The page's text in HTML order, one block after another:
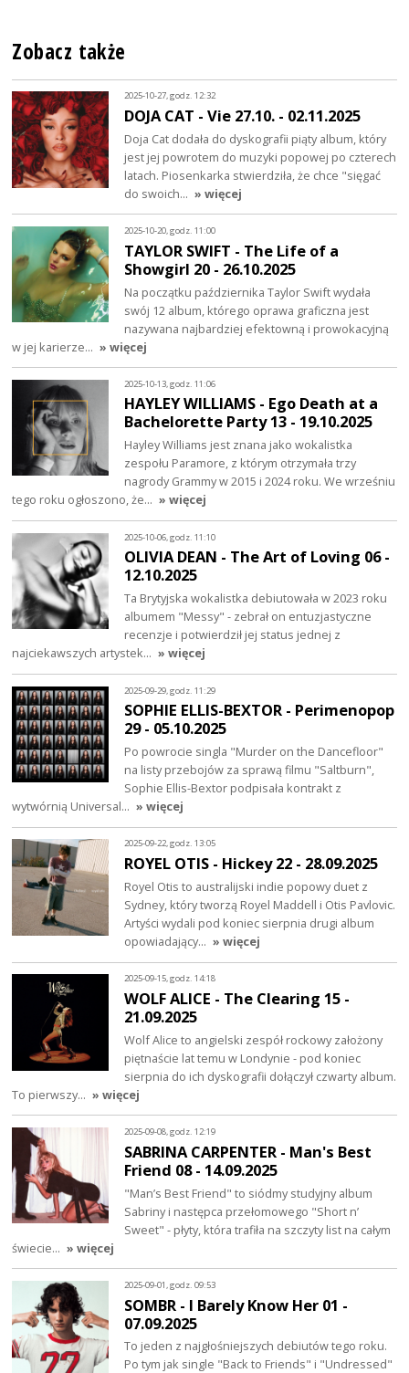
Zobacz także
2025-10-27, godz. 12:32
DOJA CAT - Vie 27.10. - 02.11.2025
Doja Cat dodała do dyskografii piąty album, który
jest jej powrotem do muzyki popowej po czterech
latach. Piosenkarka stwierdziła, że chce "sięgać
do swoich… » więcej
2025-10-20, godz. 11:00
TAYLOR SWIFT - The Life of a
Showgirl 20 - 26.10.2025
Na początku października Taylor Swift wydała
swój 12 album, którego oprawa graficzna jest
nazywana najbardziej efektowną i prowokacyjną
w jej karierze… » więcej
2025-10-13, godz. 11:06
HAYLEY WILLIAMS - Ego Death at a
Bachelorette Party 13 - 19.10.2025
Hayley Williams jest znana jako wokalistka
zespołu Paramore, z którym otrzymała trzy
nagrody Grammy w 2015 i 2024 roku. We wrześniu
tego roku ogłoszono, że… » więcej
2025-10-06, godz. 11:10
OLIVIA DEAN - The Art of Loving 06 -
12.10.2025
Ta Brytyjska wokalistka debiutowała w 2023 roku
albumem "Messy" - zebrał on entuzjastyczne
recenzje i potwierdził jej status jednej z
najciekawszych artystek… » więcej
2025-09-29, godz. 11:29
SOPHIE ELLIS-BEXTOR - Perimenopop
29 - 05.10.2025
Po powrocie singla "Murder on the Dancefloor"
na listy przebojów za sprawą filmu "Saltburn",
Sophie Ellis-Bextor podpisała kontrakt z
wytwórnią Universal… » więcej
2025-09-22, godz. 13:05
ROYEL OTIS - Hickey 22 - 28.09.2025
Royel Otis to australijski indie popowy duet z
Sydney, który tworzą Royel Maddell i Otis Pavlovic.
Artyści wydali pod koniec sierpnia drugi album
opowiadający… » więcej
2025-09-15, godz. 14:18
WOLF ALICE - The Clearing 15 -
21.09.2025
Wolf Alice to angielski zespół rockowy założony
piętnaście lat temu w Londynie - pod koniec
sierpnia do ich dyskografii dołączył czwarty album.
To pierwszy… » więcej
2025-09-08, godz. 12:19
SABRINA CARPENTER - Man's Best
Friend 08 - 14.09.2025
"Man’s Best Friend" to siódmy studyjny album
Sabriny i następca przełomowego "Short n’
Sweet" - płyty, która trafiła na szczyty list na całym
świecie… » więcej
2025-09-01, godz. 09:53
SOMBR - I Barely Know Her 01 -
07.09.2025
To jeden z najgłośniejszych debiutów tego roku.
Po tym jak single "Back to Friends" i "Undressed"